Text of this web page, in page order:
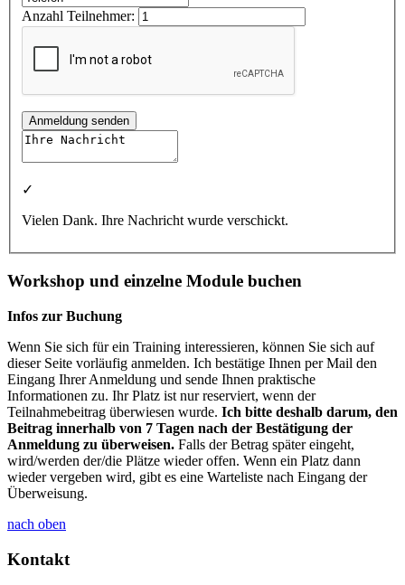
Anzahl Teilnehmer:
Anmeldung senden
✓
Vielen Dank. Ihre Nachricht wurde verschickt.
Workshop und einzelne Module buchen
Infos zur Buchung
Wenn Sie sich für ein Training interessieren, können Sie sich auf
dieser Seite vorläufig anmelden. Ich bestätige Ihnen per Mail den
Eingang Ihrer Anmeldung und sende Ihnen praktische
Informationen zu. Ihr Platz ist nur reserviert, wenn der
Teilnahmebeitrag überwiesen wurde. Ich bitte deshalb darum, den
Beitrag innerhalb von 7 Tagen nach der Bestätigung der
Anmeldung zu überweisen. Falls der Betrag später eingeht,
wird/werden der/die Plätze wieder offen. Wenn ein Platz dann
wieder vergeben wird, gibt es eine Warteliste nach Eingang der
Überweisung.
nach oben
Kontakt